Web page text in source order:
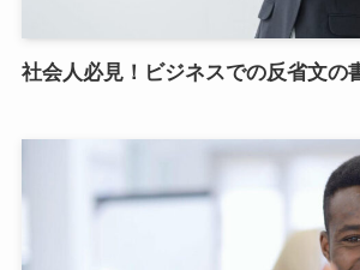
社会人必見！ビジネスでの反省文の